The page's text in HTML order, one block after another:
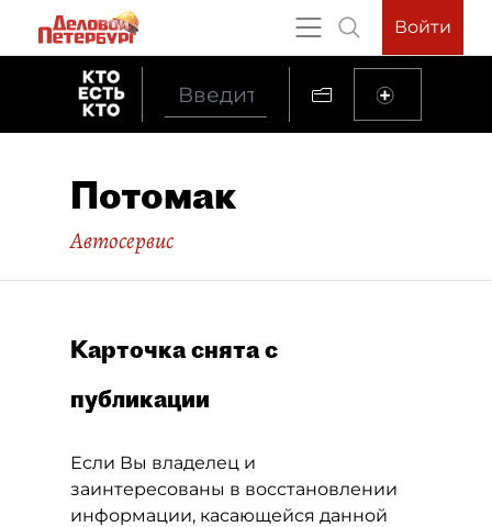
Войти
Потомак
Автосервис
Карточка снята с
публикации
Если Вы владелец и
заинтересованы в восстановлении
информации, касающейся данной